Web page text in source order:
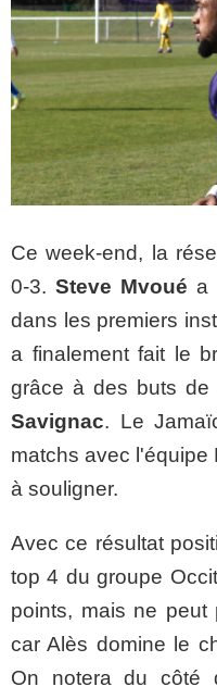
Ce week-end, la
0-3. Steve Mvoué a
dans les premiers
a finalement fait le
grâce à des buts de
Savignac. Le
matchs avec l'équipe
à souligner.
Avec ce résultat
top 4 du groupe
points, mais ne peut
car Alès domine le
On notera du côté